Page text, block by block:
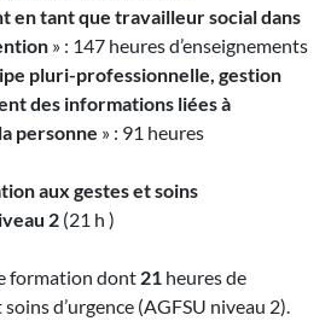
en tant que travailleur social dans
» : 147 heures d’enseignements
pluri-professionnelle, gestion
des informations liées à
personne » : 91 heures
aux gestes et soins
2 (21 h )
formation dont 21 heures de
d’urgence (AGFSU niveau 2).